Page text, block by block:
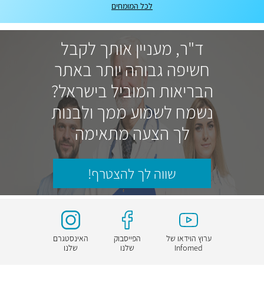
לכל המומחים
ד"ר, מעניין אותך לקבל
חשיפה גבוהה יותר באתר
הבריאות המוביל בישראל?
נשמח לשמוע ממך ולבנות
לך הצעה מתאימה
שווה לך להצטרף!
ערוץ הוידאו של
Infomed
הפייסבוק
שלנו
האינסטגרם
שלנו